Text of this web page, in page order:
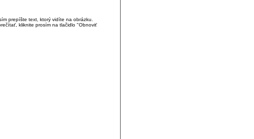
prepíšte text, ktorý vidíte na obrázku.
kliknite prosím na tlačidlo "Obnoviť